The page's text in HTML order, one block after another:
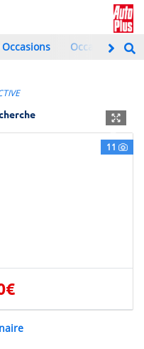
Occasions Occasions à
11
Next